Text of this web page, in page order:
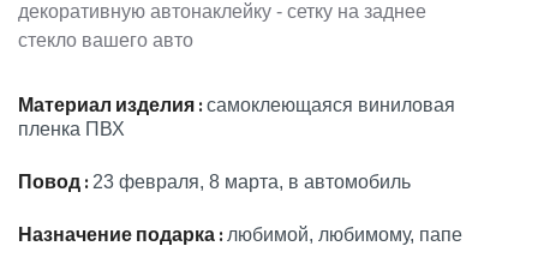
декоративную автонаклейку - сетку на заднее
стекло вашего авто
Материал изделия :самоклеющаяся виниловая
пленка ПВХ
Повод : 23 февраля, 8 марта, в автомобиль
Назначение подарка : любимой, любимому, папе